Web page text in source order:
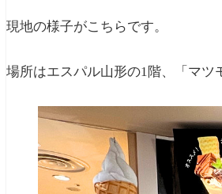
現地の様子がこちらです。
場所はエスパル山形の1階、「マツ